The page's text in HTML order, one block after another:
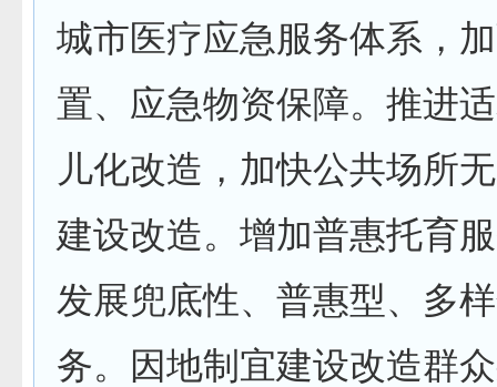
城市医疗应急服务体系，
置、应急物资保障。推进
儿化改造，加快公共场所
建设改造。增加普惠托育
发展兜底性、普惠型、多
务。因地制宜建设改造群